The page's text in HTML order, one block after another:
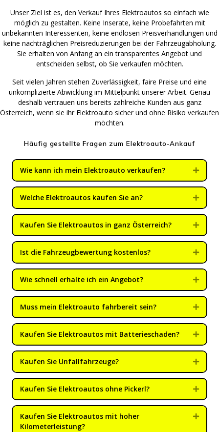
Unser Ziel ist es, den Verkauf Ihres Elektroautos so einfach wie
möglich zu gestalten. Keine Inserate, keine Probefahrten mit
unbekannten Interessenten, keine endlosen Preisverhandlungen und
keine nachträglichen Preisreduzierungen bei der Fahrzeugabholung.
Sie erhalten von Anfang an ein transparentes Angebot und
entscheiden selbst, ob Sie verkaufen möchten.
Seit vielen Jahren stehen Zuverlässigkeit, faire Preise und eine
unkomplizierte Abwicklung im Mittelpunkt unserer Arbeit. Genau
deshalb vertrauen uns bereits zahlreiche Kunden aus ganz
Österreich, wenn sie ihr Elektroauto sicher und ohne Risiko verkaufen
möchten.
Häufig gestellte Fragen zum Elektroauto-Ankauf
Wie kann ich mein Elektroauto verkaufen?
Welche Elektroautos kaufen Sie an?
Kaufen Sie Elektroautos in ganz Österreich?
Ist die Fahrzeugbewertung kostenlos?
Wie schnell erhalte ich ein Angebot?
Muss mein Elektroauto fahrbereit sein?
Kaufen Sie Elektroautos mit Batterieschaden?
Kaufen Sie Unfallfahrzeuge?
Kaufen Sie Elektroautos ohne Pickerl?
Kaufen Sie Elektroautos mit hoher
Kilometerleistung?